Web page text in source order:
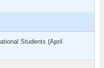
Students (April